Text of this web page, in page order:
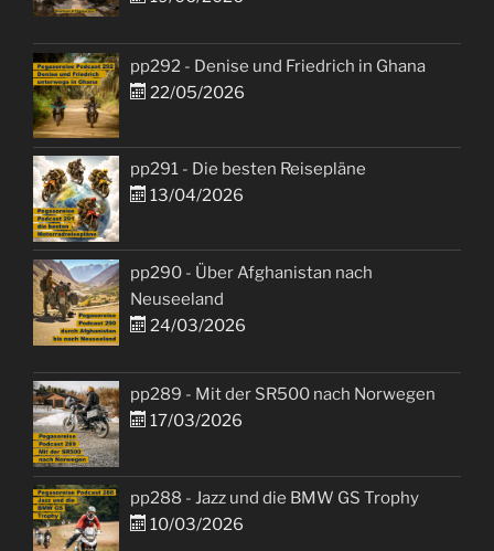
pp292 - Denise und Friedrich in Ghana
22/05/2026
pp291 - Die besten Reisepläne
13/04/2026
pp290 - Über Afghanistan nach
Neuseeland
24/03/2026
pp289 - Mit der SR500 nach Norwegen
17/03/2026
pp288 - Jazz und die BMW GS Trophy
10/03/2026